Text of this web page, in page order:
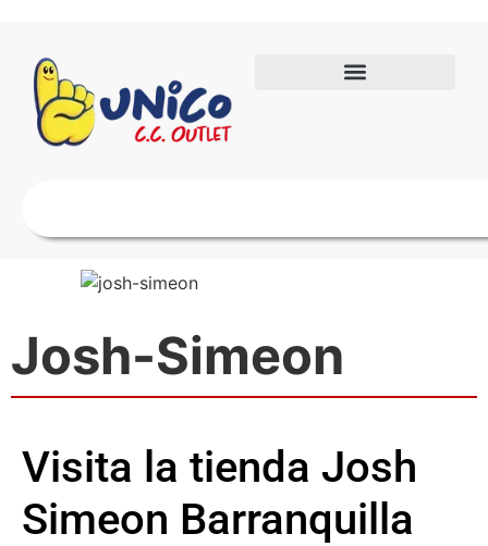
Josh-Simeon
Visita la tienda Josh
Simeon Barranquilla